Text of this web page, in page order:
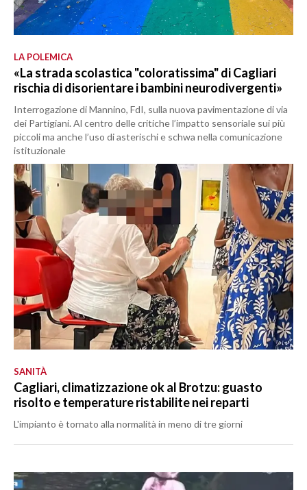
LA POLEMICA
«La strada scolastica "coloratissima" di Cagliari
rischia di disorientare i bambini neurodivergenti»
Interrogazione di Mannino, FdI, sulla nuova pavimentazione di via
dei Partigiani. Al centro delle critiche l’impatto sensoriale sui più
piccoli ma anche l’uso di asterischi e schwa nella comunicazione
istituzionale
SANITÀ
Cagliari, climatizzazione ok al Brotzu: guasto
risolto e temperature ristabilite nei reparti
L'impianto è tornato alla normalità in meno di tre giorni